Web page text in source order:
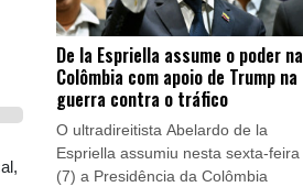
De la Espriella assume o poder na
Colômbia com apoio de Trump na
guerra contra o tráfico
O ultradireitista Abelardo de la
Espriella assumiu nesta sexta-feira
(7) a Presidência da Colômbia